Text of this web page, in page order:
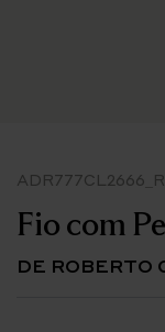
Fio com
DE ROBERTO